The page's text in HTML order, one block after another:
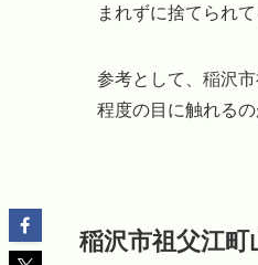
まれずに捨てられ
参考として、稲沢
程度の目に触れる
稲沢市祖父江